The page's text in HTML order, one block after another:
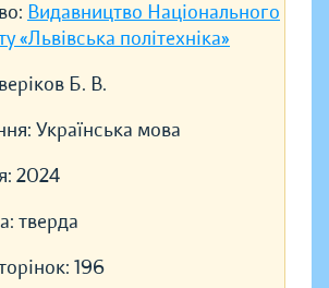
Видавництво Національного
«Львівська політехніка»
Б. В.
Українська мова
2024
тверда
196